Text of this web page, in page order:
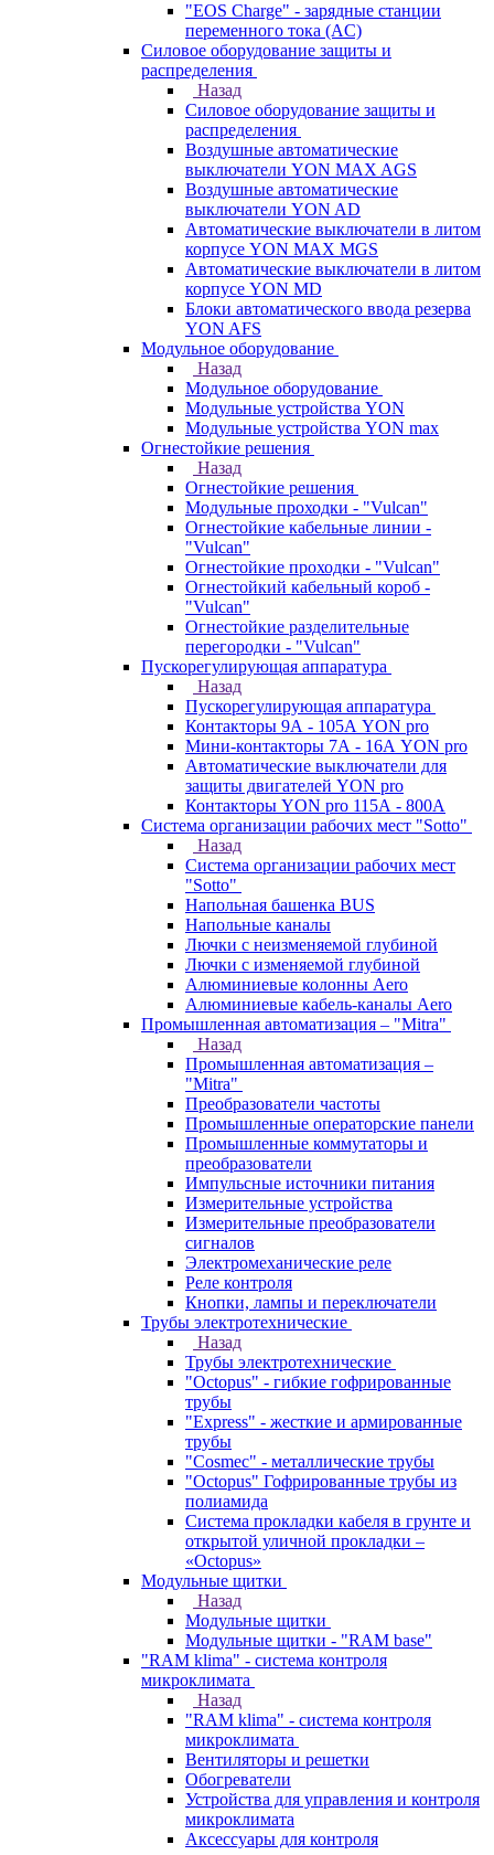
"EOS Charge" - зарядные станции
переменного тока (AC)
Силовое оборудование защиты и
распределения
Назад
Силовое оборудование защиты и
распределения
Воздушные автоматические
выключатели YON MAX AGS
Воздушные автоматические
выключатели YON AD
Автоматические выключатели в литом
корпусе YON MAX MGS
Автоматические выключатели в литом
корпусе YON MD
Блоки автоматического ввода резерва
YON AFS
Модульное оборудование
Назад
Модульное оборудование
Модульные устройства YON
Модульные устройства YON max
Огнестойкие решения
Назад
Огнестойкие решения
Модульные проходки - "Vulcan"
Огнестойкие кабельные линии -
"Vulcan"
Огнестойкие проходки - "Vulcan"
Огнестойкий кабельный короб -
"Vulcan"
Огнестойкие разделительные
перегородки - "Vulcan"
Пускорегулирующая аппаратура
Назад
Пускорегулирующая аппаратура
Контакторы 9А - 105А YON pro
Мини-контакторы 7А - 16А YON pro
Автоматические выключатели для
защиты двигателей YON pro
Контакторы YON pro 115А - 800А
Система организации рабочих мест "Sotto"
Назад
Система организации рабочих мест
"Sotto"
Напольная башенка BUS
Напольные каналы
Лючки с неизменяемой глубиной
Лючки с изменяемой глубиной
Алюминиевые колонны Aero
Алюминиевые кабель-каналы Aero
Промышленная автоматизация – "Mitra"
Назад
Промышленная автоматизация –
"Mitra"
Преобразователи частоты
Промышленные операторские панели
Промышленные коммутаторы и
преобразователи
Импульсные источники питания
Измерительные устройства
Измерительные преобразователи
сигналов
Электромеханические реле
Реле контроля
Кнопки, лампы и переключатели
Трубы электротехнические
Назад
Трубы электротехнические
"Octopus" - гибкие гофрированные
трубы
"Express" - жесткие и армированные
трубы
"Cosmec" - металлические трубы
"Octopus" Гофрированные трубы из
полиамида
Система прокладки кабеля в грунте и
открытой уличной прокладки –
«Octopus»
Модульные щитки
Назад
Модульные щитки
Модульные щитки - "RAM base"
"RAM klima" - система контроля
микроклимата
Назад
"RAM klima" - система контроля
микроклимата
Вентиляторы и решетки
Обогреватели
Устройства для управления и контроля
микроклимата
Аксессуары для контроля